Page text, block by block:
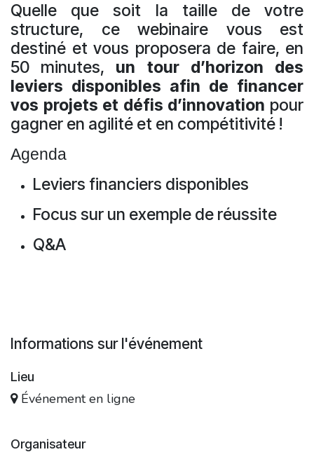
Quelle que soit la taille de votre
structure, ce webinaire vous est
destiné et vous proposera de faire, en
50 minutes, un tour d’horizon des
leviers disponibles afin de financer
vos projets et défis d’innovation pour
gagner en agilité et en compétitivité !
Agenda
Leviers financiers disponibles
Focus sur un exemple de réussite
Q&A
Informations sur l'événement
Lieu
Événement en ligne
Organisateur